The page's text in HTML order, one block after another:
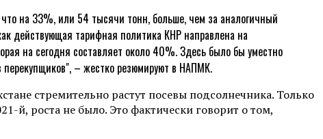
на 33%, или 54 тысячи тонн, больше, чем за аналогичный
действующая тарифная политика КНР направлена на
на сегодня составляет около 40%. Здесь было бы уместно
перекупщиков", – жестко резюмируют в НАПМК.
стремительно растут посевы подсолнечника. Только
й, роста не было. Это фактически говорит о том,